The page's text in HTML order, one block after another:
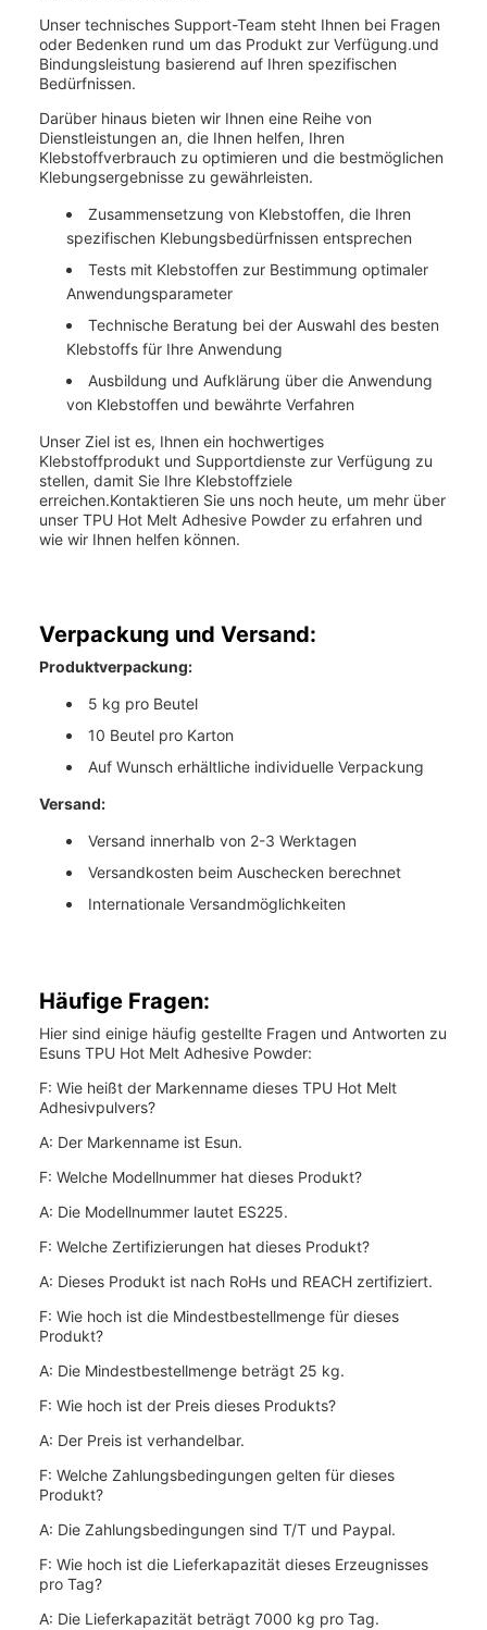
Unser technisches Support-Team steht Ihnen bei Fragen
oder Bedenken rund um das Produkt zur Verfügung.und
Bindungsleistung basierend auf Ihren spezifischen
Bedürfnissen.
Darüber hinaus bieten wir Ihnen eine Reihe von
Dienstleistungen an, die Ihnen helfen, Ihren
Klebstoffverbrauch zu optimieren und die bestmöglichen
Klebungsergebnisse zu gewährleisten.
Zusammensetzung von Klebstoffen, die Ihren
spezifischen Klebungsbedürfnissen entsprechen
Tests mit Klebstoffen zur Bestimmung optimaler
Anwendungsparameter
Technische Beratung bei der Auswahl des besten
Klebstoffs für Ihre Anwendung
Ausbildung und Aufklärung über die Anwendung
von Klebstoffen und bewährte Verfahren
Unser Ziel ist es, Ihnen ein hochwertiges
Klebstoffprodukt und Supportdienste zur Verfügung zu
stellen, damit Sie Ihre Klebstoffziele
erreichen.Kontaktieren Sie uns noch heute, um mehr über
unser TPU Hot Melt Adhesive Powder zu erfahren und
wie wir Ihnen helfen können.
Verpackung und Versand:
Produktverpackung:
5 kg pro Beutel
10 Beutel pro Karton
Auf Wunsch erhältliche individuelle Verpackung
Versand:
Versand innerhalb von 2-3 Werktagen
Versandkosten beim Auschecken berechnet
Internationale Versandmöglichkeiten
Häufige Fragen:
Hier sind einige häufig gestellte Fragen und Antworten zu
Esuns TPU Hot Melt Adhesive Powder:
F: Wie heißt der Markenname dieses TPU Hot Melt
Adhesivpulvers?
A: Der Markenname ist Esun.
F: Welche Modellnummer hat dieses Produkt?
A: Die Modellnummer lautet ES225.
F: Welche Zertifizierungen hat dieses Produkt?
A: Dieses Produkt ist nach RoHs und REACH zertifiziert.
F: Wie hoch ist die Mindestbestellmenge für dieses
Produkt?
A: Die Mindestbestellmenge beträgt 25 kg.
F: Wie hoch ist der Preis dieses Produkts?
A: Der Preis ist verhandelbar.
F: Welche Zahlungsbedingungen gelten für dieses
Produkt?
A: Die Zahlungsbedingungen sind T/T und Paypal.
F: Wie hoch ist die Lieferkapazität dieses Erzeugnisses
pro Tag?
A: Die Lieferkapazität beträgt 7000 kg pro Tag.